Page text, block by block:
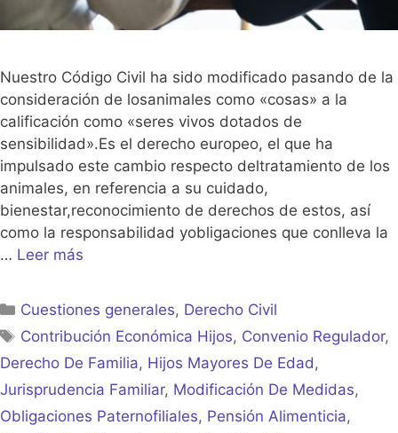
Nuestro Código Civil ha sido modificado pasando de la
consideración de losanimales como «cosas» a la
calificación como «seres vivos dotados de
sensibilidad».Es el derecho europeo, el que ha
impulsado este cambio respecto deltratamiento de los
animales, en referencia a su cuidado,
bienestar,reconocimiento de derechos de estos, así
como la responsabilidad yobligaciones que conlleva la
… Leer más
Categorías
Cuestiones generales, Derecho Civil
Etiquetas
Contribución Económica Hijos, Convenio Regulador,
Derecho De Familia, Hijos Mayores De Edad,
Jurisprudencia Familiar, Modificación De Medidas,
Obligaciones Paternofiliales, Pensión Alimenticia,